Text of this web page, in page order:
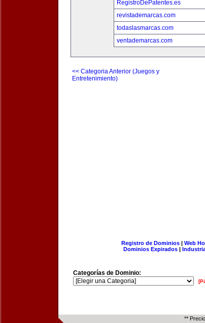
RegistroDePatentes.es
revistademarcas.com
todaslasmarcas.com
ventademarcas.com
<< Categoria Anterior (Juegos y
Entretenimiento)
Registro de Dominios| Web
Dominios Expirados |
Categorías de Dominio:
**